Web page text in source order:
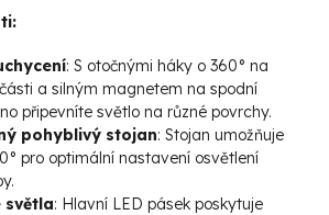
: S otočnými háky o 360° na
a silným magnetem na spodní
připevníte světlo na různé povrchy.
pohyblivý stojan: Stojan umožňuje
pro optimální nastavení osvětlení
světla: Hlavní LED pásek poskytuje